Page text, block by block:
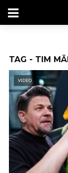
TAG - TIM
VIDEO